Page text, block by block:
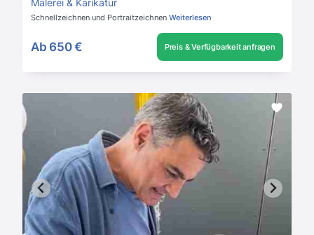
Malerei & Karikatur
Schnellzeichnen und Portraitzeichnen Weiterlesen
Ab 650 € Preis & Verfügbarkeit anfragen